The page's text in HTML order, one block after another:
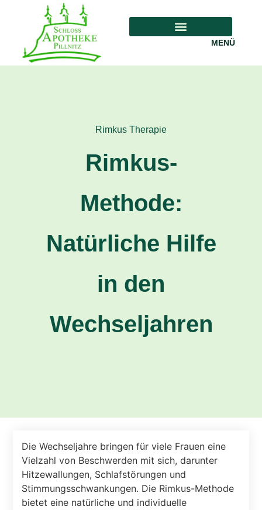
MENÜ
Rimkus Therapie
Rimkus-
Methode:
Natürliche Hilfe
in den
Wechseljahren
Die Wechseljahre bringen für viele Frauen eine
Vielzahl von Beschwerden mit sich, darunter
Hitzewallungen, Schlafstörungen und
Stimmungsschwankungen. Die Rimkus-Methode
bietet eine natürliche und individuelle